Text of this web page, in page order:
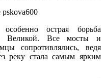
острая борьба
Великой. Все мосты и
сопротивлялись, ведя
реку стала самым ярким